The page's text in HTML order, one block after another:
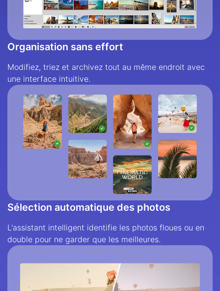
Organisation sans effort
Modifiez, triez et archivez tout au même endroit avec
une interface intuitive.
Sélection automatique des photos
L'assistant intelligent identifie les photos floues ou en
double pour ne garder que les meilleures.